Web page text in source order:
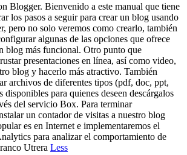
Blogger. Bienvenido a este manual que tiene
los pasos a seguir para crear un blog usando
pero no solo veremos como crearlo, también
algunas de las opciones que ofrece
blog más funcional. Otro punto que
presentaciones en línea, así como video,
blog y hacerlo más atractivo. También
archivos de diferentes tipos (pdf, doc, ppt,
disponibles para quienes deseen descárgalos
del servicio Box. Para terminar
un contador de visitas a nuestro blog
es en Internet e implementaremos el
para analizar el comportamiento de
Utrera Less